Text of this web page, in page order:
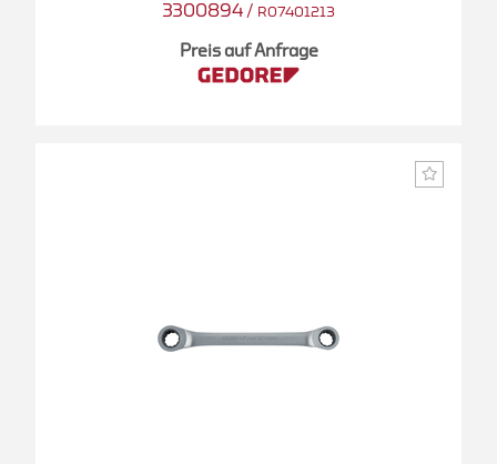
3300894 / R07401213
Preis auf Anfrage